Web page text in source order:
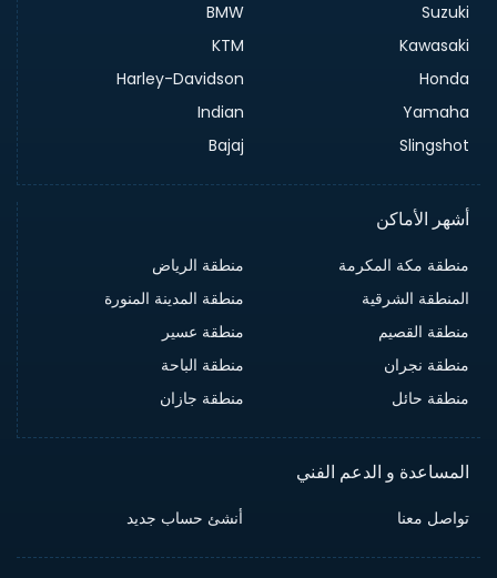
Suzuki
BMW
Kawasaki
KTM
Honda
Harley-Davidson
Yamaha
Indian
Slingshot
Bajaj
أشهر الأماكن
منطقة مكة المكرمة
منطقة الرياض
المنطقة الشرقية
منطقة المدينة المنورة
منطقة القصيم
منطقة عسير
منطقة نجران
منطقة الباحة
منطقة حائل
منطقة جازان
المساعدة و الدعم الفني
تواصل معنا أنشئ حساب جديد